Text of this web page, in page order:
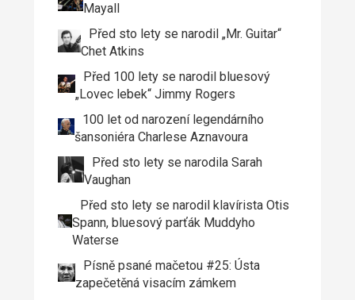
Mayall
Před sto lety se narodil „Mr. Guitar“
Chet Atkins
Před 100 lety se narodil bluesový
„Lovec lebek“ Jimmy Rogers
100 let od narození legendárního
šansoniéra Charlese Aznavoura
Před sto lety se narodila Sarah
Vaughan
Před sto lety se narodil klavírista Otis
Spann, bluesový parťák Muddyho
Waterse
Písně psané mačetou #25: Ústa
zapečetěná visacím zámkem